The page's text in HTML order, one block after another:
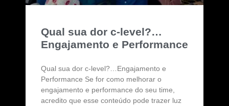
Qual sua dor c-level?…
Engajamento e Performance
Qual sua dor c-level?…Engajamento e
Performance Se for como melhorar o
engajamento e performance do seu time,
acredito que esse conteúdo pode trazer luz